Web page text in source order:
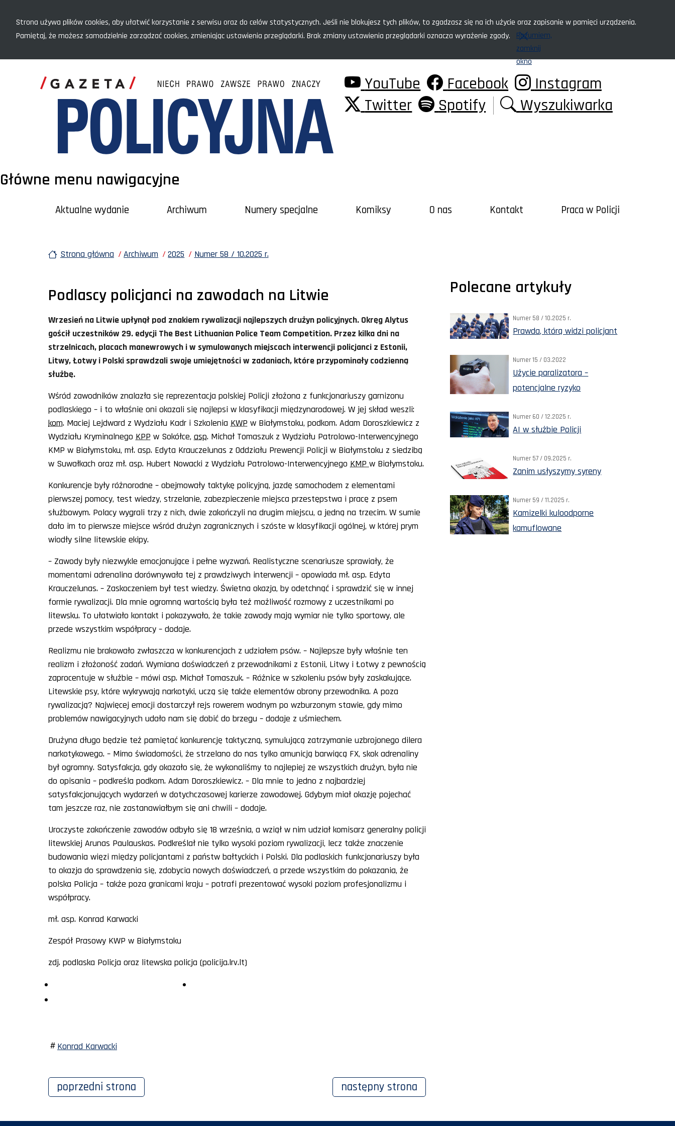
Strona używa plików cookies, aby ułatwić korzystanie z serwisu oraz do celów statystycznych. Jeśli nie blokujesz tych plików, to zgadzasz się na ich użycie oraz zapisanie w pamięci urządzenia.
Pamiętaj, że możesz samodzielnie zarządzać cookies, zmieniając ustawienia przeglądarki. Brak zmiany ustawienia przeglądarki oznacza wyrażenie zgody.
Rozumiem,
zamknij
okno
YouTube Facebook
Instagram
Twitter
Spotify Wyszukiwarka
Główne menu nawigacyjne
Aktualne wydanie Archiwum Numery specjalne Komiksy O nas Kontakt Praca w Policji
Strona główna Archiwum 2025 Numer 58 / 10.2025 r.
Podlascy policjanci na zawodach na Litwie
Wrzesień na Litwie upłynął pod znakiem rywalizacji najlepszych drużyn policyjnych. Okręg Alytus
gościł uczestników 29. edycji The Best Lithuanian Police Team Competition. Przez kilka dni na
strzelnicach, placach manewrowych i w symulowanych miejscach interwencji policjanci z Estonii,
Litwy, Łotwy i Polski sprawdzali swoje umiejętności w zadaniach, które przypominały codzienną
służbę.
Wśród zawodników znalazła się reprezentacja polskiej Policji złożona z funkcjonariuszy garnizonu
podlaskiego – i to właśnie oni okazali się najlepsi w klasyfikacji międzynarodowej. W jej skład weszli:
kom. Maciej Lejdward z Wydziału Kadr i Szkolenia KWP w Białymstoku, podkom. Adam Doroszkiewicz z
Wydziału Kryminalnego KPP w Sokółce, asp. Michał Tomaszuk z Wydziału Patrolowo-Interwencyjnego
KMP w Białymstoku, mł. asp. Edyta Krauczelunas z Oddziału Prewencji Policji w Białymstoku z siedzibą
w Suwałkach oraz mł. asp. Hubert Nowacki z Wydziału Patrolowo-Interwencyjnego KMP w Białymstoku.
Konkurencje były różnorodne – obejmowały taktykę policyjną, jazdę samochodem z elementami
pierwszej pomocy, test wiedzy, strzelanie, zabezpieczenie miejsca przestępstwa i pracę z psem
służbowym. Polacy wygrali trzy z nich, dwie zakończyli na drugim miejscu, a jedną na trzecim. W sumie
dało im to pierwsze miejsce wśród drużyn zagranicznych i szóste w klasyfikacji ogólnej, w której prym
wiodły silne litewskie ekipy.
– Zawody były niezwykle emocjonujące i pełne wyzwań. Realistyczne scenariusze sprawiały, że
momentami adrenalina dorównywała tej z prawdziwych interwencji – opowiada mł. asp. Edyta
Krauczelunas. – Zaskoczeniem był test wiedzy. Świetna okazja, by odetchnąć i sprawdzić się w innej
formie rywalizacji. Dla mnie ogromną wartością była też możliwość rozmowy z uczestnikami po
litewsku. To ułatwiało kontakt i pokazywało, że takie zawody mają wymiar nie tylko sportowy, ale
przede wszystkim współpracy – dodaje.
Realizmu nie brakowało zwłaszcza w konkurencjach z udziałem psów. – Najlepsze były właśnie ten
realizm i złożoność zadań. Wymiana doświadczeń z przewodnikami z Estonii, Litwy i Łotwy z pewnością
zaprocentuje w służbie – mówi asp. Michał Tomaszuk. – Różnice w szkoleniu psów były zaskakujące.
Litewskie psy, które wykrywają narkotyki, uczą się także elementów obrony przewodnika. A poza
rywalizacją? Najwięcej emocji dostarczył rejs rowerem wodnym po wzburzonym stawie, gdy mimo
problemów nawigacyjnych udało nam się dobić do brzegu – dodaje z uśmiechem.
Drużyna długo będzie też pamiętać konkurencję taktyczną, symulującą zatrzymanie uzbrojonego dilera
narkotykowego. – Mimo świadomości, że strzelano do nas tylko amunicją barwiącą FX, skok adrenaliny
był ogromny. Satysfakcja, gdy okazało się, że wykonaliśmy to najlepiej ze wszystkich drużyn, była nie
do opisania – podkreśla podkom. Adam Doroszkiewicz. – Dla mnie to jedno z najbardziej
satysfakcjonujących wydarzeń w dotychczasowej karierze zawodowej. Gdybym miał okazję pojechać
tam jeszcze raz, nie zastanawiałbym się ani chwili – dodaje.
Uroczyste zakończenie zawodów odbyło się 18 września, a wziął w nim udział komisarz generalny policji
litewskiej Arunas Paulauskas. Podkreślał nie tylko wysoki poziom rywalizacji, lecz także znaczenie
budowania więzi między policjantami z państw bałtyckich i Polski. Dla podlaskich funkcjonariuszy była
to okazja do sprawdzenia się, zdobycia nowych doświadczeń, a przede wszystkim do pokazania, że
polska Policja – także poza granicami kraju – potrafi prezentować wysoki poziom profesjonalizmu i
współpracy.
mł. asp. Konrad Karwacki
Zespół Prasowy KWP w Białymstoku
zdj. podlaska Policja oraz litewska policja (policija.lrv.lt)
Konrad Karwacki
poprzedni strona następny strona
Polecane artykuły
Numer 58 / 10.2025 r.
Prawda, którą widzi policjant
Numer 15 / 03.2022
Użycie paralizatora –
potencjalne ryzyko
Numer 60 / 12.2025 r.
AI w służbie Policji
Numer 57 / 09.2025 r.
Zanim usłyszymy syreny
Numer 59 / 11.2025 r.
Kamizelki kuloodporne
kamuflowane